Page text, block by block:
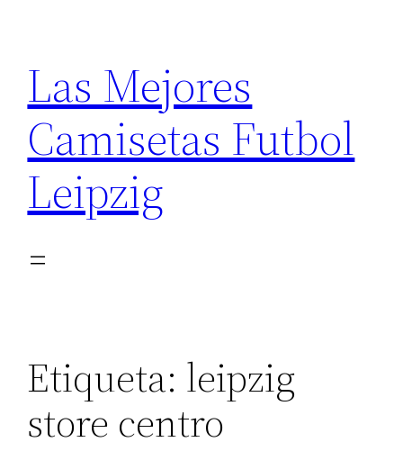
contenido
Las Mejores
Camisetas Futbol
Leipzig
Etiqueta: leipzig
store centro